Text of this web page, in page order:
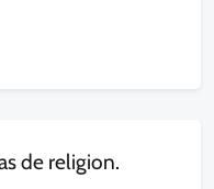
de religion.